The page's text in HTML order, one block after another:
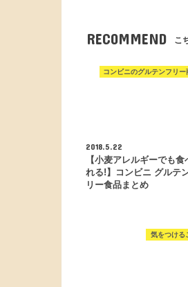
RECOMMEND こ
コンビニのグルテンフリー
2018.5.22
【小麦アレルギーでも食
れる!】コンビニ グルテ
リー食品まとめ
気をつける